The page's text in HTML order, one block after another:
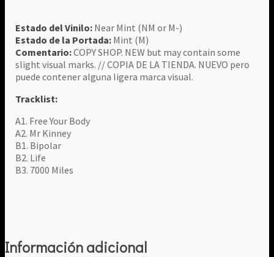
Estado del Vinilo: Near Mint (NM or M-)
Estado de la Portada: Mint (M)
Comentario:COPY SHOP. NEW but may contain some
slight visual marks. // COPIA DE LA TIENDA. NUEVO pero
puede contener alguna ligera marca visual.
Tracklist:
A1. Free Your Body
A2. Mr Kinney
B1. Bipolar
B2. Life
B3. 7000 Miles
Información adicional